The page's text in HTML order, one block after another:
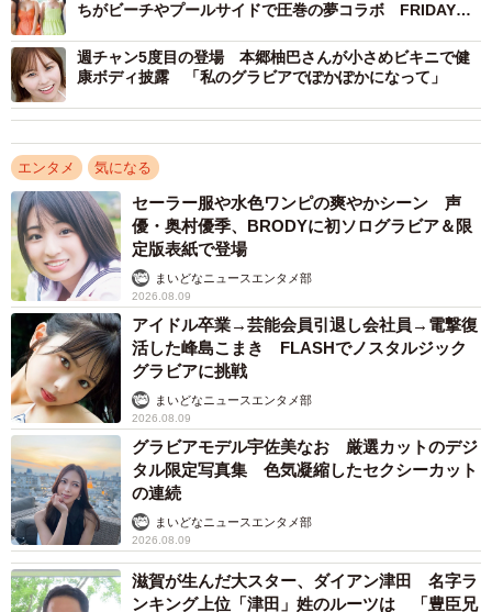
ちがビーチやプールサイドで圧巻の夢コラボ FRIDAYを
週チャン5度目の登場 本郷柚巴さんが小さめビキニで健
康ボディ披露 「私のグラビアでぽかぽかになって」
エンタメ 気になる
セーラー服や水色ワンピの爽やかシーン 声
優・奥村優季、BRODYに初ソログラビア＆限
定版表紙で登場
まいどなニュースエンタメ部
2026.08.09
アイドル卒業→芸能会員引退し会社員→電撃復
活した峰島こまき FLASHでノスタルジック
グラビアに挑戦
まいどなニュースエンタメ部
2026.08.09
グラビアモデル宇佐美なお 厳選カットのデジ
タル限定写真集 色気凝縮したセクシーカット
の連続
まいどなニュースエンタメ部
2026.08.09
滋賀が生んだ大スター、ダイアン津田 名字ラ
ンキング上位「津田」姓のルーツは 「豊臣兄